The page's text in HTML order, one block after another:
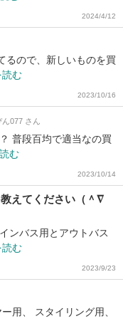
2024/4/12
るので、新しいものを買
読む
2023/10/16
077 さん
普段百均で適当なの買
む
2023/10/14
えてください（＾∇
ンバス用とアウトバス
読む
2023/9/23
用、 スタイリング用、